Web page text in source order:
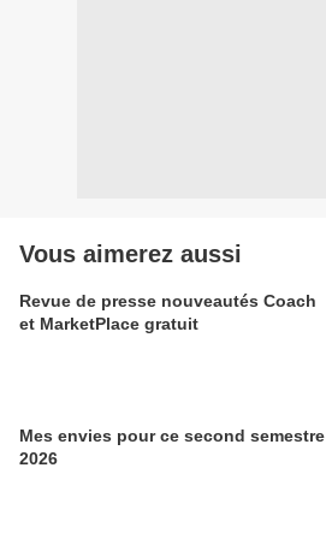
Vous aimerez aussi
Revue de presse nouveautés Coach
et MarketPlace gratuit
Mes envies pour ce second semestre
2026